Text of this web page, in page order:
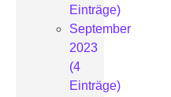
Einträge)
September
2023
(4
Einträge)